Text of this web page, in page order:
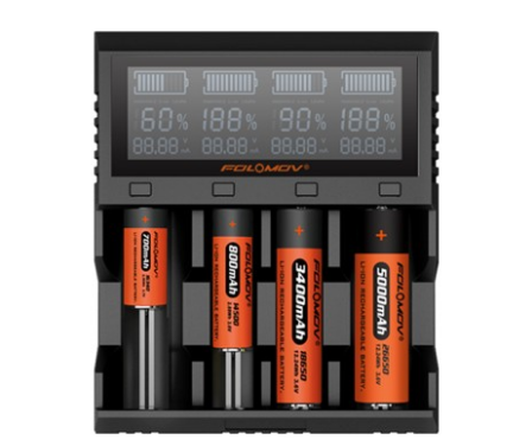
Folomov A2
€24.54 (48.00 лв.)
Folomov A2 е бързо двуканално интелигентно зарядно устройство
за NiMH/NiCd и Li-Ion/LiFePo4 акумулатори, което може да зарежда